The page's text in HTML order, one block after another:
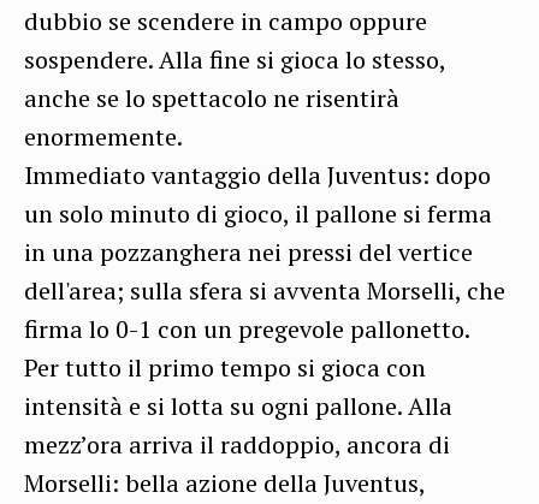
dubbio se scendere in campo oppure
sospendere. Alla fine si gioca lo stesso,
anche se lo spettacolo ne risentirà
enormemente.
Immediato vantaggio della Juventus: dopo
un solo minuto di gioco, il pallone si ferma
in una pozzanghera nei pressi del vertice
dell'area; sulla sfera si avventa Morselli, che
firma lo 0-1 con un pregevole pallonetto.
Per tutto il primo tempo si gioca con
intensità e si lotta su ogni pallone. Alla
mezz’ora arriva il raddoppio, ancora di
Morselli: bella azione della Juventus,